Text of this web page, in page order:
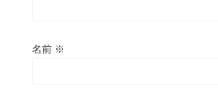
名前 ※